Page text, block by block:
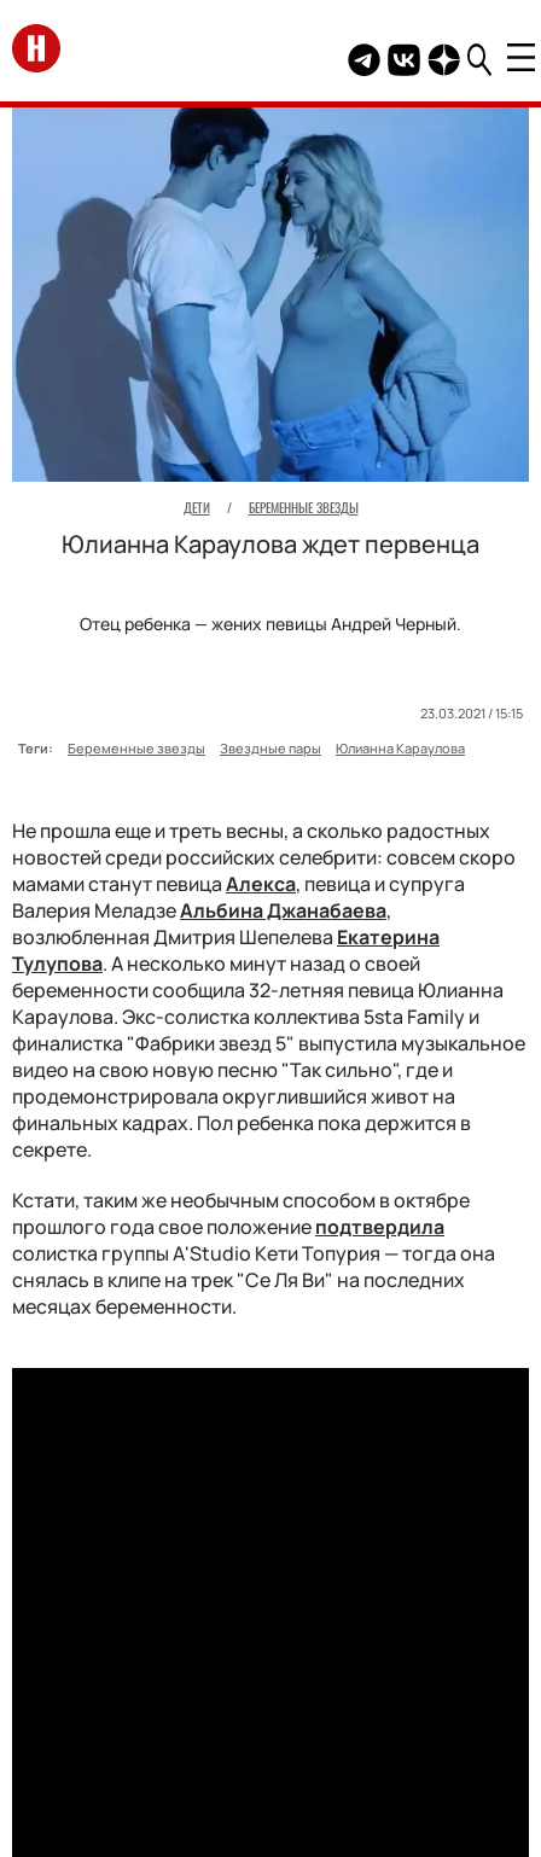
Перейти на главную
Telegram канал
Группа HELLO
Канал
ДЕТИ / БЕРЕМЕННЫЕ ЗВЕЗДЫ
Юлианна Караулова ждет первенца
Отец ребенка — жених певицы Андрей Черный.
23.03.2021 / 15:15
Теги:
Беременные звезды Звездные пары Юлианна Караулова
Не прошла еще и треть весны, а сколько радостных
новостей среди российских селебрити: совсем скоро
мамами станут певицаАлекса, певица и супруга
Валерия МеладзеАльбина Джанабаева,
возлюбленная Дмитрия Шепелева Екатерина
Тулупова. А несколько минут назад о своей
беременности сообщила 32-летняя певица Юлианна
Караулова. Экс-солистка коллектива 5sta Family и
финалистка "Фабрики звезд 5" выпустила музыкальное
видео на свою новую песню "Так сильно", где и
продемонстрировала округлившийся живот на
финальных кадрах. Пол ребенка пока держится в
секрете.
Кстати, таким же необычным способом в октябре
прошлого года свое положениеподтвердила
солистка группы А'Studio Кети Топурия — тогда она
снялась в клипе на трек "Се Ля Ви" на последних
месяцах беременности.